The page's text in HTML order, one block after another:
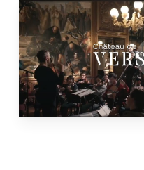
Play
Video